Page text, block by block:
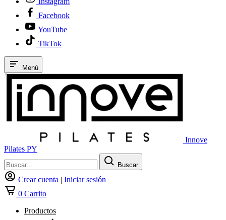
Facebook
YouTube
TikTok
Menú
Innove
Pilates PY
Buscar
Crear cuenta | Iniciar sesión
0 Carrito
Productos